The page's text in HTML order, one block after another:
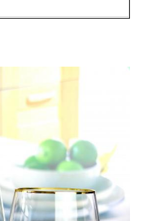
moeite om de
samenwerken
van over de hele